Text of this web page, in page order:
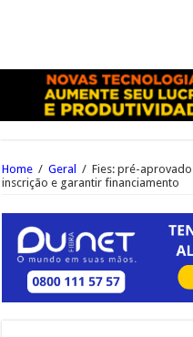
Home / Geral / Fies: pré-
inscrição e garantir financiamento